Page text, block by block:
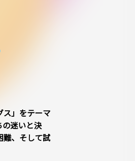
ス」をテーマ
の迷いと決
難、そして試